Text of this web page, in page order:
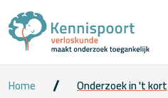
Home Onderzoek in 't kort